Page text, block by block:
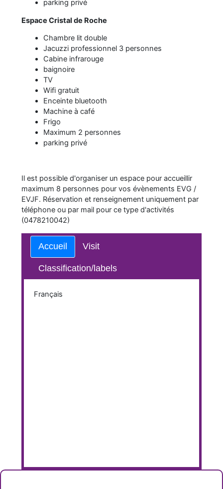
parking privé
Espace Cristal de Roche
Chambre lit double
Jacuzzi professionnel 3 personnes
Cabine infrarouge
baignoire
TV
Wifi gratuit
Enceinte bluetooth
Machine à café
Frigo
Maximum 2 personnes
parking privé
Il est possible d'organiser un espace pour accueillir
maximum 8 personnes pour vos évènements EVG /
EVJF. Réservation et renseignement uniquement par
téléphone ou par mail pour ce type d'activités
(0478210042)
Accueil Visit
Classification/labels
Français